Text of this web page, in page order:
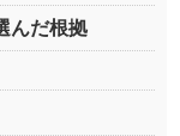
んだ根拠